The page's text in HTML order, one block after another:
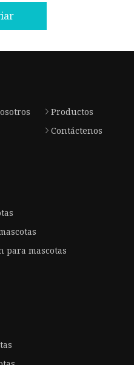
Productos
Contáctenos
para mascotas